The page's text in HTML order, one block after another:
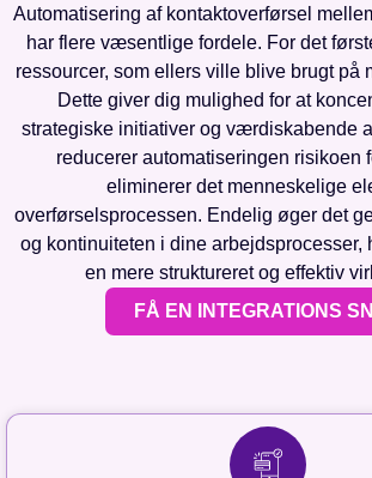
Automatisering af kontaktoverførsel
har flere væsentlige fordele. For det
ressourcer, som ellers ville blive brugt på
Dette giver dig mulighed for at
strategiske initiativer og værdiskabende
reducerer automatiseringen risikoen
eliminerer det menneskelige
overførselsprocessen. Endelig øger det
og kontinuiteten i dine arbejdsprocesser,
en mere struktureret og effektiv
FÅ EN INTEGRATIONS